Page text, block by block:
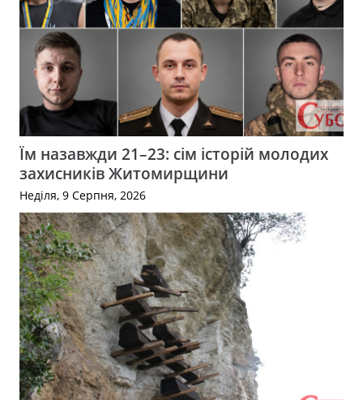
Їм назавжди 21–23: сім історій молодих
захисників Житомирщини
Неділя, 9 Серпня, 2026